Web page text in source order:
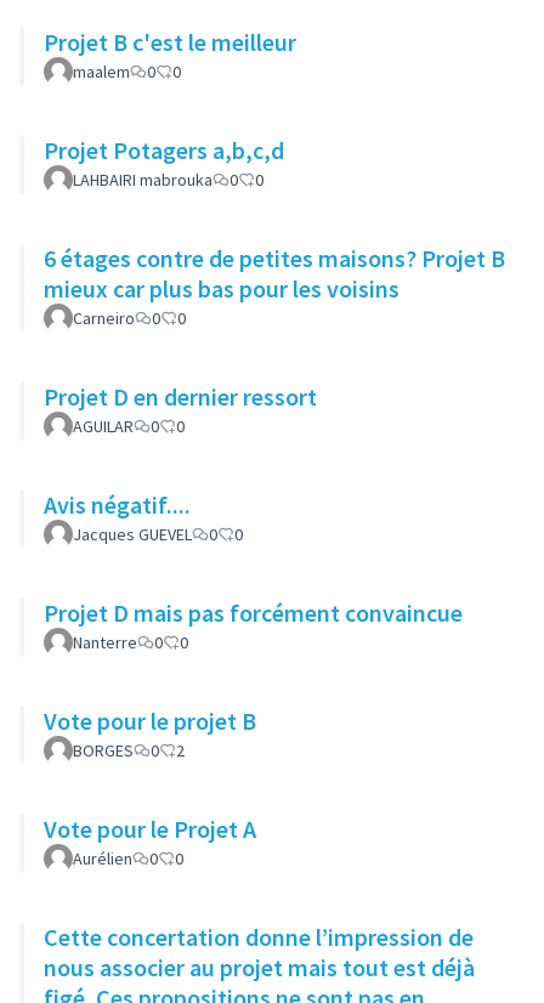
Projet B c'est le meilleur
maalem 0 0
Projet Potagers a,b,c,d
LAHBAIRI mabrouka 0 0
6 étages contre de petites maisons? Projet B
mieux car plus bas pour les voisins
Carneiro 0 0
Projet D en dernier ressort
AGUILAR 0 0
Avis négatif....
Jacques GUEVEL 0 0
Projet D mais pas forcément convaincue
Nanterre 0 0
Vote pour le projet B
BORGES 0 2
Vote pour le Projet A
Aurélien 0 0
Cette concertation donne l’impression de
nous associer au projet mais tout est déjà